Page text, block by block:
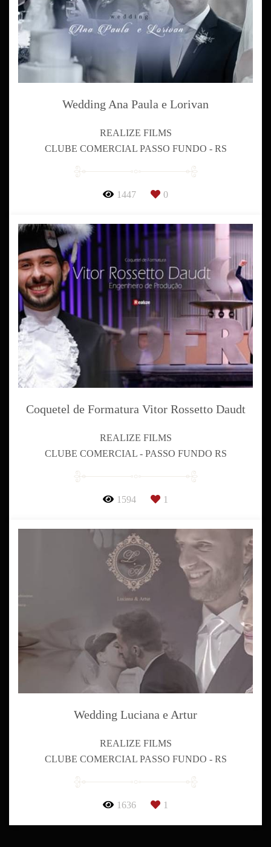
Wedding Ana Paula e Lorivan
REALIZE FILMS
CLUBE COMERCIAL PASSO FUNDO - RS
1447 0
Coquetel de Formatura Vitor Rossetto Daudt
REALIZE FILMS
CLUBE COMERCIAL - PASSO FUNDO RS
1594 1
Wedding Luciana e Artur
REALIZE FILMS
CLUBE COMERCIAL PASSO FUNDO - RS
1636 1